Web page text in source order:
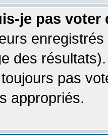
je pas voter
des
pas
appropriés.